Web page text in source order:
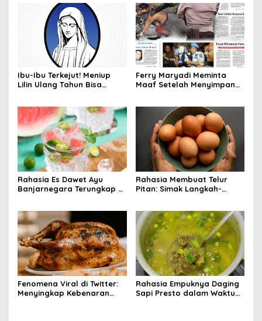
Ibu-Ibu Terkejut! Meniup
Lilin Ulang Tahun Bisa
Ferry Maryadi Meminta
Maaf Setelah Menyimpan
Rahasia Es Dawet Ayu
Banjarnegara Terungkap di
Rahasia Membuat Telur
Pitan: Simak Langkah-
Fenomena Viral di Twitter:
Menyingkap Kebenaran
Rahasia Empuknya Daging
Sapi Presto dalam Waktu